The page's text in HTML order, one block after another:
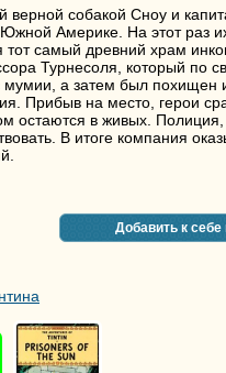
верной собакой Сноу и
Америке. На этот раз
тот самый древний храм
Турнесоля, который по
мумии, а затем был похищен
Прибыв на место, герои
остаются в живых. Полиция,
В итоге компания
Добавить к